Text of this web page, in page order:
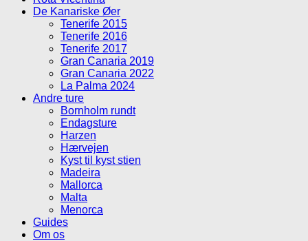
De Kanariske Øer
Tenerife 2015
Tenerife 2016
Tenerife 2017
Gran Canaria 2019
Gran Canaria 2022
La Palma 2024
Andre ture
Bornholm rundt
Endagsture
Harzen
Hærvejen
Kyst til kyst stien
Madeira
Mallorca
Malta
Menorca
Guides
Om os